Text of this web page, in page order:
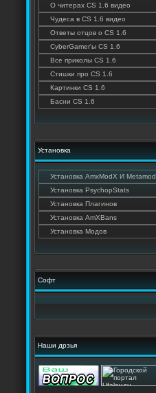
О читерах CS 1.6 видео
Чудеса в CS 1.6 видео
Ответы отцов о CS 1.6
CyberGamer'ы CS 1.6
Все приколы CS 1.6
Стишки про CS 1.6
Картинки CS 1.6
Басни CS 1.6
Установка
Установка AmxModX И Metamod
Установка PsychopStats
Установка Плагинов
Установка AmXBans
Установка Модов
Софт
Наши дрзья